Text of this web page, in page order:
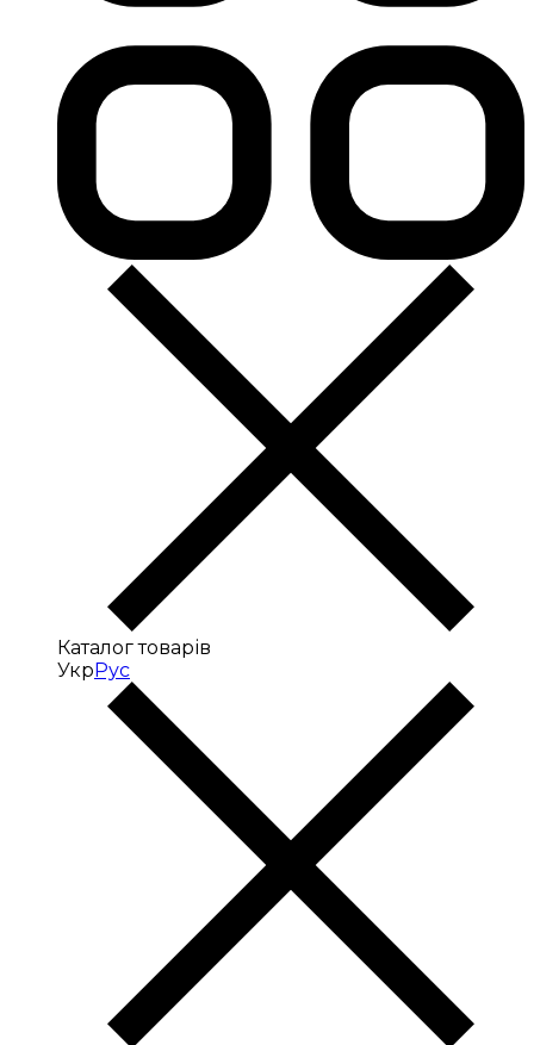
Каталог товарів
УкрРус